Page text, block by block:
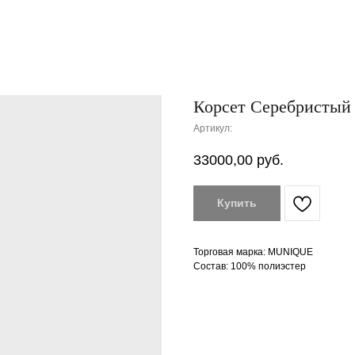
Корсет
Артикул:
33000,00 руб.
Купить
Торговая марка: MUNIQUE
Состав: 100% полиэстер